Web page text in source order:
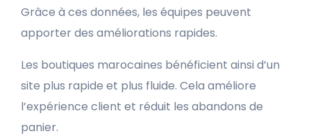
Grâce à ces données, les équipes peuvent
apporter des améliorations rapides.
Les boutiques marocaines bénéficient ainsi d’un
site plus rapide et plus fluide. Cela améliore
l’expérience client et réduit les abandons de
panier.